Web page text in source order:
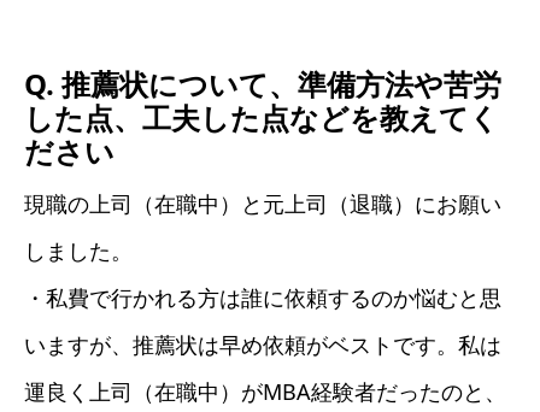
Q. 推薦状について、準備方法や苦労
した点、工夫した点などを教えてく
ださい
現職の上司（在職中）と元上司（退職）にお願い
しました。
・私費で行かれる方は誰に依頼するのか悩むと思
いますが、推薦状は早め依頼がベストです。私は
運良く上司（在職中）がMBA経験者だったのと、